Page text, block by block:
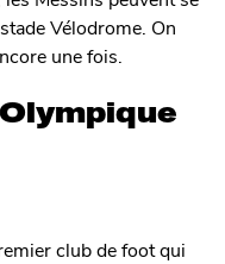
Vélodrome. On
une fois.
club de foot qui